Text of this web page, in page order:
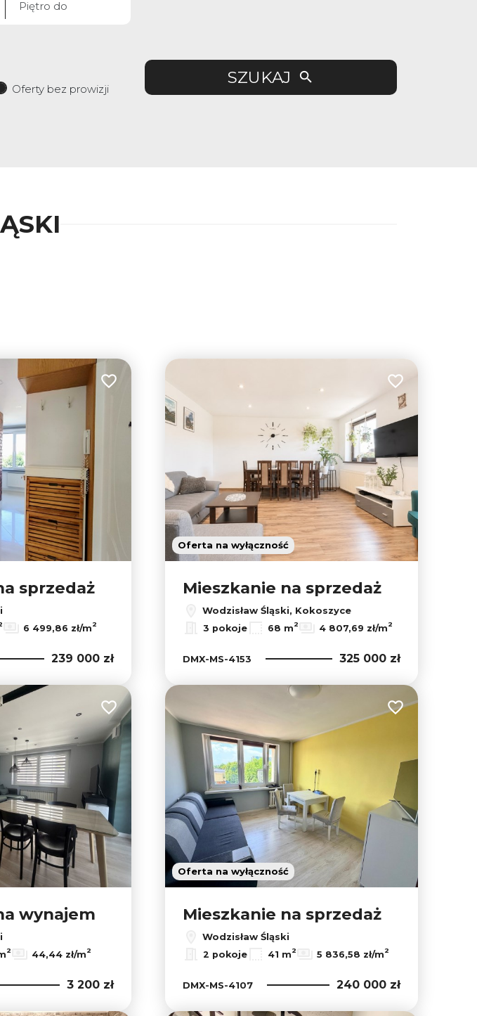
Oferty bez prowizji
SZUKAJ
2
Leaflet|© OpenMapTiles © OpenStreetMap contributors
Dodaj do ulubionych
sprzedaż
6 499,86 zł/m2
239 000 zł
Oferta na wyłączność
Dodaj do
Mieszkanie na sprzedaż
Wodzisław Śląski, Kokoszyce
3 pokoje 68 m2 4 807,69 zł/m2
DMX-MS-4153 325 000 zł
Dodaj do ulubionych
wynajem
2 44,44 zł/m2
3 200 zł
Oferta na wyłączność
Dodaj do
Mieszkanie na sprzedaż
Wodzisław Śląski
2 pokoje 41 m2 5 836,58 zł/m2
DMX-MS-4107 240 000 zł